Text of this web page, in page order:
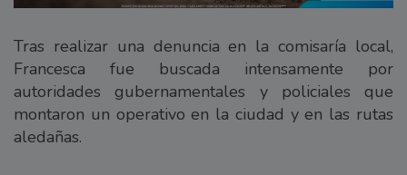
Tras realizar una denuncia en la comisaría local,
Francesca fue buscada intensamente por
autoridades gubernamentales y policiales que
montaron un operativo en la ciudad y en las rutas
aledañas.